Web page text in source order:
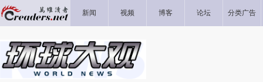
新闻 视频 博客 论坛 分类广告